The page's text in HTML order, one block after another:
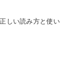
しい読み方と使い